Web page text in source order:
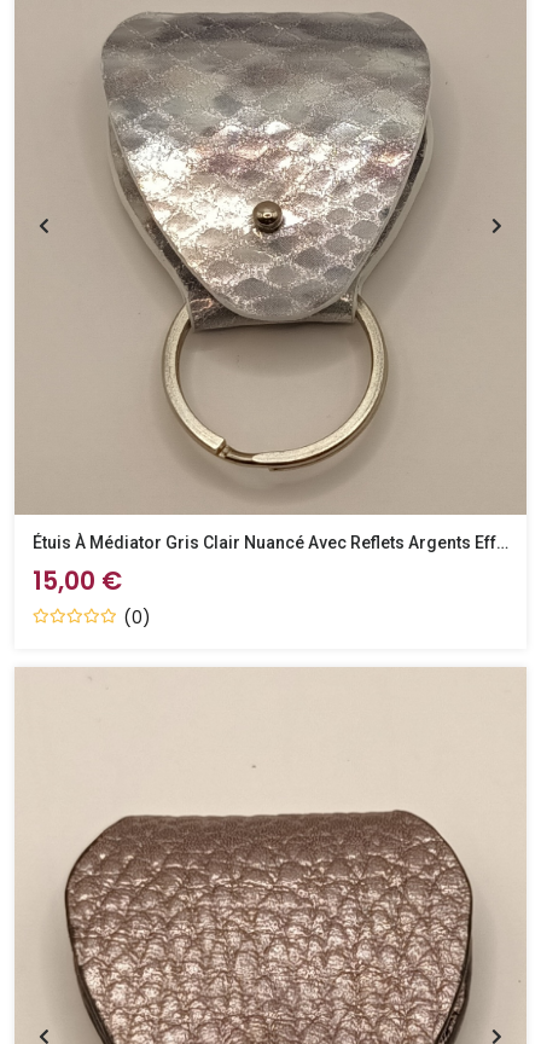
Étuis À Médiator Gris Clair Nuancé Avec Reflets Argents Effet Python
15,00 €
(0)